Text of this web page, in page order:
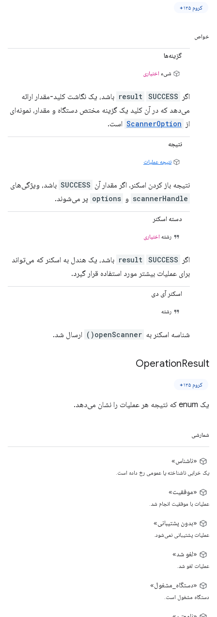
کروم ۱۲۵+
خواص
گزینه‌ها
شیء اختیاری
اگر result SUCCESS
باشد، یک نگاشت کلید-مقدار ارائه
می‌دهد که در آن کلید یک گزینه مختص دستگاه و مقدار، نمونه‌ای
از ScannerOption است.
نتیجه
نتیجه عملیات
نتیجه باز کردن اسکنر. اگر مقدار آن SUCCESS باشد، ویژگی‌های
scannerHandle و options پر می‌شوند.
دسته اسکنر
رشته اختیاری
اگر result SUCCESS
باشد، یک هندل به اسکنر که می‌تواند
برای عملیات بیشتر مورد استفاده قرار گیرد.
اسکنر آی دی
رشته
شناسه اسکنر به openScanner() ارسال شد.
OperationResult
کروم ۱۲۵+
یک enum که نتیجه هر عملیات را نشان می‌دهد.
شمارشی
«ناشناس»
یک خرابی ناشناخته یا عمومی رخ داده است.
«موفقیت»
عملیات با موفقیت انجام شد.
«بدون پشتیبانی»
عملیات پشتیبانی نمی‌شود.
«لغو شد»
عملیات لغو شد.
«دستگاه_مشغول»
دستگاه مشغول است.